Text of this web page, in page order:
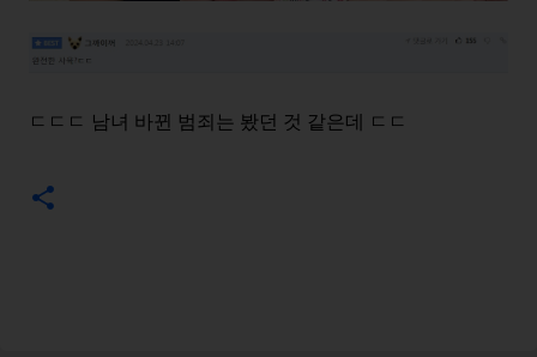
ㄷㄷㄷ 남녀 바뀐 범죄는 봤던 것 같은데 ㄷㄷ